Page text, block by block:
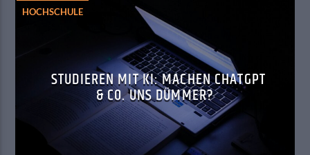
HOCHSCHULE
STUDIEREN MIT KI: MACHEN CHATGPT
& CO. UNS DÜMMER?